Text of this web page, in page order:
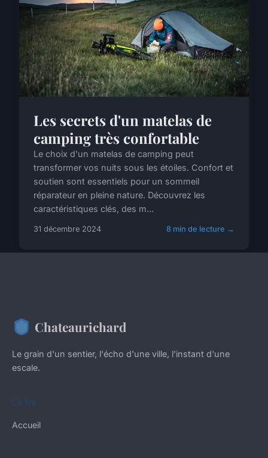
Les secrets d'un matelas de
camping très confortable
Le choix d'un matelas de camping peut
transformer vos nuits sous les étoiles. Confort et
soutien sont essentiels pour un sommeil
réparateur en pleine nature. Découvrez les
caractéristiques clés, des m...
31 décembre 2024 8 min de lecture →
Chateaurichard
Le grain d'un sentier, l'écho d'une ville, l'instant d'une
escale.
LIENS
Accueil